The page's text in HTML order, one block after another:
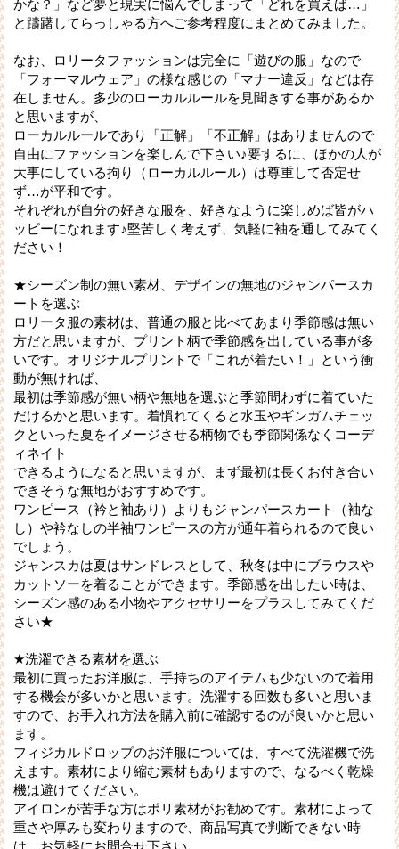
かな？」など夢と現実に悩んでしまって「どれを買えば…」
と躊躇してらっしゃる方へご参考程度にまとめてみました。
なお、ロリータファッションは完全に「遊びの服」なので
「フォーマルウェア」の様な感じの「マナー違反」などは存
在しません。多少のローカルルールを見聞きする事があるか
と思いますが、
ローカルルールであり「正解」「不正解」はありませんので
自由にファッションを楽しんで下さい♪要するに、ほかの人が
大事にしている拘り（ローカルルール）は尊重して否定せ
ず…が平和です。
それぞれが自分の好きな服を、好きなように楽しめば皆がハ
ッピーになれます♪堅苦しく考えず、気軽に袖を通してみてく
ださい！
★シーズン制の無い素材、デザインの無地のジャンパースカ
ートを選ぶ
ロリータ服の素材は、普通の服と比べてあまり季節感は無い
方だと思いますが、プリント柄で季節感を出している事が多
いです。オリジナルプリントで「これが着たい！」という衝
動が無ければ、
最初は季節感が無い柄や無地を選ぶと季節問わずに着ていた
だけるかと思います。着慣れてくると水玉やギンガムチェッ
クといった夏をイメージさせる柄物でも季節関係なくコーデ
ィネイト
できるようになると思いますが、まず最初は長くお付き合い
できそうな無地がおすすめです。
ワンピース（衿と袖あり）よりもジャンパースカート（袖な
し）や衿なしの半袖ワンピースの方が通年着られるので良い
でしょう。
ジャンスカは夏はサンドレスとして、秋冬は中にブラウスや
カットソーを着ることができます。季節感を出したい時は、
シーズン感のある小物やアクセサリーをプラスしてみてくだ
さい★
★洗濯できる素材を選ぶ
最初に買ったお洋服は、手持ちのアイテムも少ないので着用
する機会が多いかと思います。洗濯する回数も多いと思いま
すので、お手入れ方法を購入前に確認するのが良いかと思い
ます。
フィジカルドロップのお洋服については、すべて洗濯機で洗
えます。素材により縮む素材もありますので、なるべく乾燥
機は避けてください。
アイロンが苦手な方はポリ素材がお勧めです。素材によって
重さや厚みも変わりますので、商品写真で判断できない時
は、お気軽にお問合せ下さい。